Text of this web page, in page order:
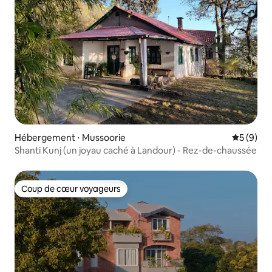
Hébergement ⋅ Mussoorie
5 (9)
Shanti Kunj (un joyau caché à Landour) - Rez-de-chaussée
Coup de cœur voyageurs
Coup de cœur voyageurs